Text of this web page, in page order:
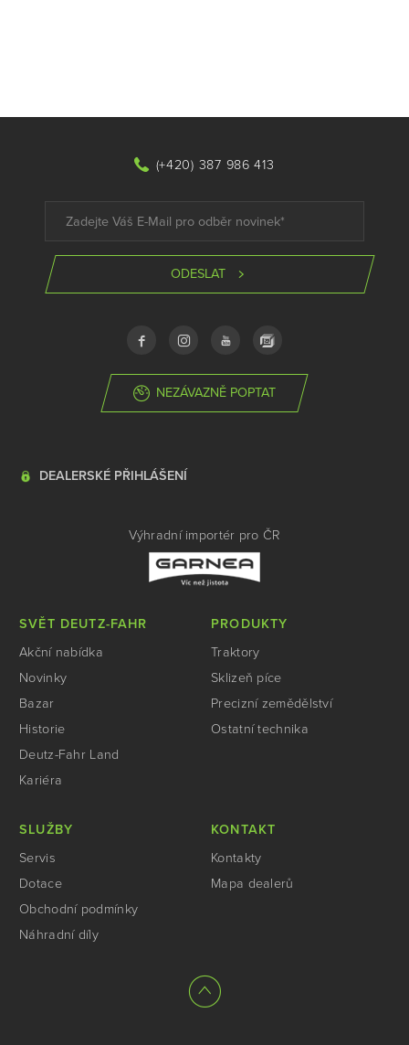
(+420) 387 986 413
ODESLAT
NEZÁVAZNĚ POPTAT
DEALERSKÉ PŘIHLÁŠENÍ
Výhradní importér pro ČR
SVĚT DEUTZ-FAHR
Akční nabídka
Novinky
Bazar
Historie
Deutz-Fahr Land
Kariéra
PRODUKTY
Traktory
Sklizeň píce
Precizní zemědělství
Ostatní technika
SLUŽBY
Servis
Dotace
Obchodní podmínky
Náhradní díly
KONTAKT
Kontakty
Mapa dealerů